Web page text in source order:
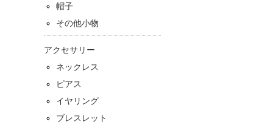
帽子
その他小物
アクセサリー
ネックレス
ピアス
イヤリング
ブレスレット